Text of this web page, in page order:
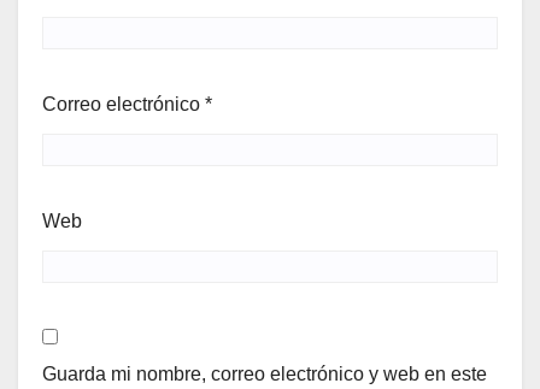
Correo electrónico *
Web
Guarda mi nombre, correo electrónico y web en este